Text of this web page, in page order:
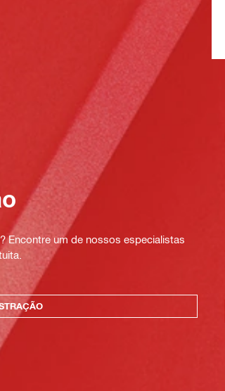
Encontre um de nossos especialistas